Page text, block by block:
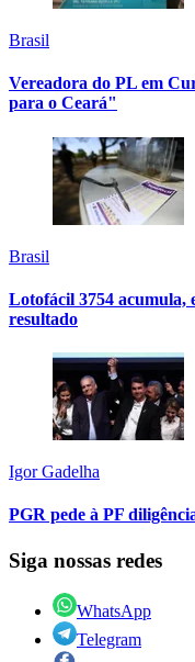
Brasil
Vereadora do PL em
para o Ceará"
Brasil
Lotofácil 3754 acumula,
resultado
Igor Gadelha
PGR pede à PF
Siga nossas redes
WhatsApp
Telegram